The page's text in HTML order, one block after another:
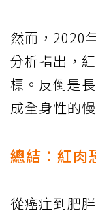
然而，2020
分析指出，
標。反倒是
成全身性的
總結：紅肉
從癌症到肥